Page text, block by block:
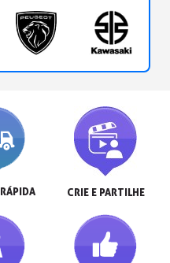
CRIE E PARTILHE